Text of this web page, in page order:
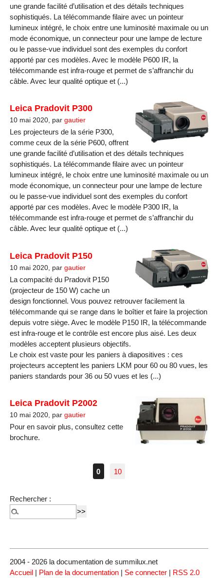
une grande facilité d’utilisation et des détails techniques
sophistiqués. La télécommande filaire avec un pointeur
lumineux intégré, le choix entre une luminosité maximale ou un
mode économique, un connecteur pour une lampe de lecture
ou le passe-vue individuel sont des exemples du confort
apporté par ces modèles. Avec le modèle P600 IR, la
télécommande est infra-rouge et permet de s’affranchir du
câble. Avec leur qualité optique et (...)
Leica Pradovit P300
10 mai 2020, par gautier
Les projecteurs de la série P300,
comme ceux de la série P600, offrent
une grande facilité d’utilisation et des détails techniques
sophistiqués. La télécommande filaire avec un pointeur
lumineux intégré, le choix entre une luminosité maximale ou un
mode économique, un connecteur pour une lampe de lecture
ou le passe-vue individuel sont des exemples du confort
apporté par ces modèles. Avec le modèle P300 IR, la
télécommande est infra-rouge et permet de s’affranchir du
câble. Avec leur qualité optique et (...)
Leica Pradovit P150
10 mai 2020, par gautier
La compacité du Pradovit P150
(projecteur de 150 W) cache un
design fonctionnel. Vous pouvez retrouver facilement la
télécommande qui se range dans le boîtier et faire la projection
depuis votre siège. Avec le modèle P150 IR, la télécommande
est infra-rouge et le contrôle est encore plus aisé. Les deux
modèles acceptent plusieurs objectifs.
Le choix est vaste pour les paniers à diapositives : ces
projecteurs acceptent les paniers LKM pour 60 ou 80 vues, les
paniers standards pour 36 ou 50 vues et les (...)
Leica Pradovit P2002
10 mai 2020, par gautier
Pour en savoir plus, consultez cette
brochure.
0 10
Rechercher :
2004 - 2026 la documentation de summilux.net
Accueil | Plan de la documentation | Se connecter | RSS 2.0